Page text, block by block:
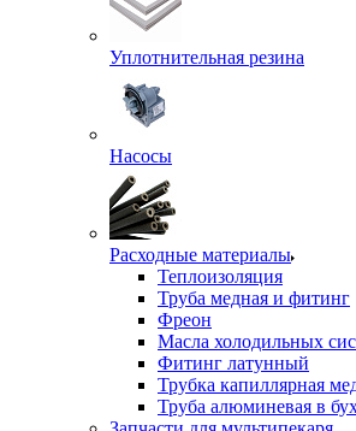
Уплотнительная резина
Насосы
Расходные материалы
Теплоизоляция
Труба медная и фитинг
Фреон
Масла холодильных
Фитинг латунный
Трубка капиллярная
Труба алюминевая в